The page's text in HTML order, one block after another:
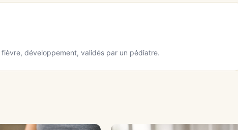
développement, validés par un pédiatre.